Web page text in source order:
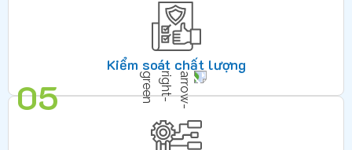
Kiểm soát chất lượng
05